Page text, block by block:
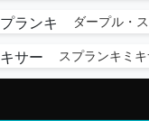
ダープル・
スプランキミ